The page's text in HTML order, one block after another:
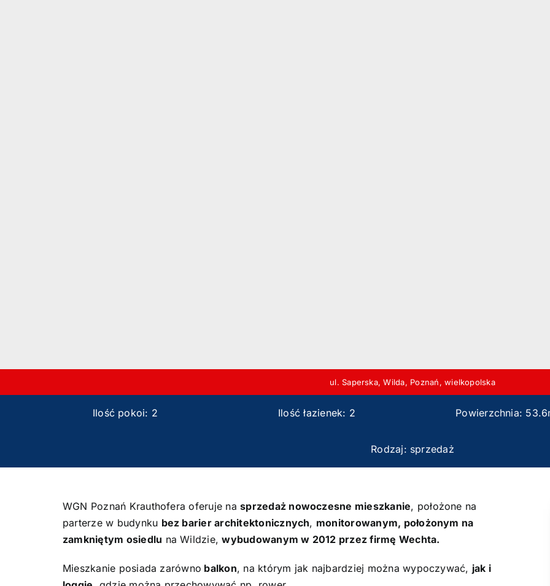
ul. Saperska, Wilda, Poznań, wielkopolska
Ilość pokoi: 2 Ilość łazienek: 2 Powierzchnia:
Rodzaj: sprzedaż
WGN Poznań Krauthofera oferuje nasprzedaż nowoczesne mieszkanie, położone na
parterze w budynku bez barier architektonicznych, monitorowanym, położonym na
zamkniętym osiedlu na Wildzie,wybudowanym w 2012 przez firmę Wechta.
Mieszkanie posiada zarówno balkon, na którym jak najbardziej można wypoczywać, jak i